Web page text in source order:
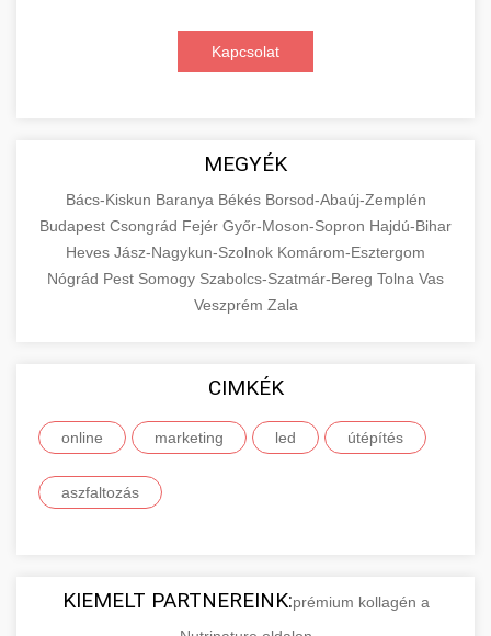
Kapcsolat
MEGYÉK
Bács-Kiskun Baranya Békés Borsod-Abaúj-Zemplén
Budapest Csongrád Fejér Győr-Moson-Sopron Hajdú-Bihar
Heves Jász-Nagykun-Szolnok Komárom-Esztergom
Nógrád Pest Somogy Szabolcs-Szatmár-Bereg Tolna Vas
Veszprém Zala
CIMKÉK
online marketing led útépítés
aszfaltozás
KIEMELT PARTNEREINK:prémium kollagén a